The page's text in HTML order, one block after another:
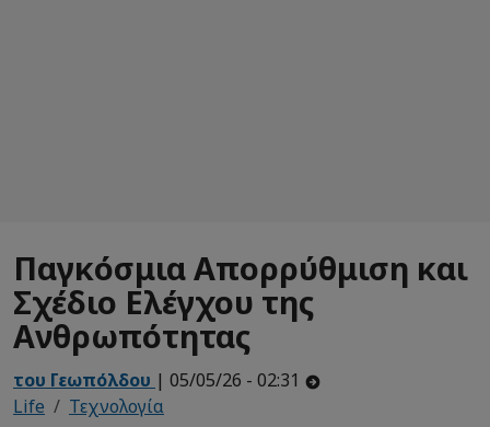
Παγκόσμια Απορρύθμιση και
Σχέδιο Ελέγχου της
Ανθρωπότητας
του Γεωπόλδου | 05/05/26 - 02:31
Life
Τεχνολογία